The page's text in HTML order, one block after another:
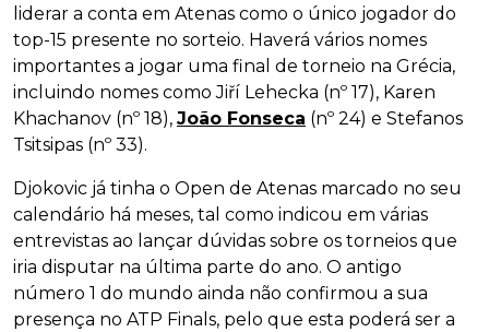
liderar a conta em Atenas como o único jogador do
top-15 presente no sorteio. Haverá vários nomes
importantes a jogar uma final de torneio na Grécia,
incluindo nomes como Jiří Lehecka (nº 17), Karen
Khachanov (nº 18), João Fonseca (nº 24) e Stefanos
Tsitsipas (nº 33).
Djokovic já tinha o Open de Atenas marcado no seu
calendário há meses, tal como indicou em várias
entrevistas ao lançar dúvidas sobre os torneios que
iria disputar na última parte do ano. O antigo
número 1 do mundo ainda não confirmou a sua
presença no ATP Finals, pelo que esta poderá ser a